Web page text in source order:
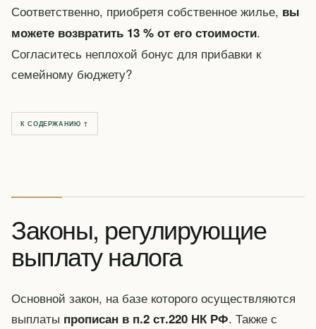
Соответственно, приобретя собственное жилье, вы
можете возвратить 13 % от его стоимости.
Согласитесь неплохой бонус для прибавки к
семейному бюджету?
К СОДЕРЖАНИЮ ↑
Законы, регулирующие
выплату налога
Основной закон, на базе которого осуществляются
выплаты прописан в п.2 ст.220 НК РФ. Также с